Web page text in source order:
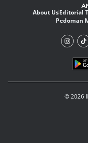
About UsEditorial
Pedoman
© 2026